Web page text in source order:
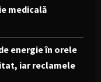
medicală
energie în orele
iar reclamele